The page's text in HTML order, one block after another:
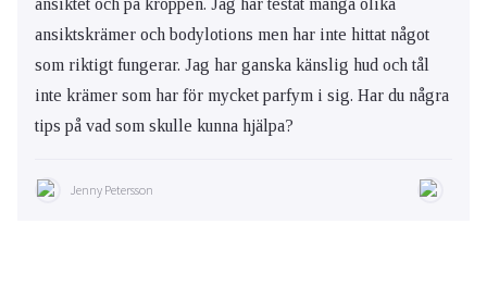
ansiktet och på kroppen. Jag har testat många olika
ansiktskrämer och bodylotions men har inte hittat något
som riktigt fungerar. Jag har ganska känslig hud och tål
inte krämer som har för mycket parfym i sig. Har du några
tips på vad som skulle kunna hjälpa?
Jenny Petersson